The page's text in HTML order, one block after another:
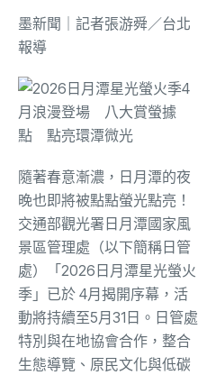
墨新聞 ｜記者張游舜／台北
報導
隨著春意漸濃，日月潭的夜
晚也即將被點點螢光點亮！
交通部觀光署日月潭國家風
景區管理處（以下簡稱日管
處）「2026日月潭星光螢火
季」已於 4月揭開序幕，活
動將持續至5月31日。 日管處
特別與在地協會合作，整合
生態導覽、原民文化與低碳